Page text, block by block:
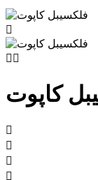

 
کاپوت



